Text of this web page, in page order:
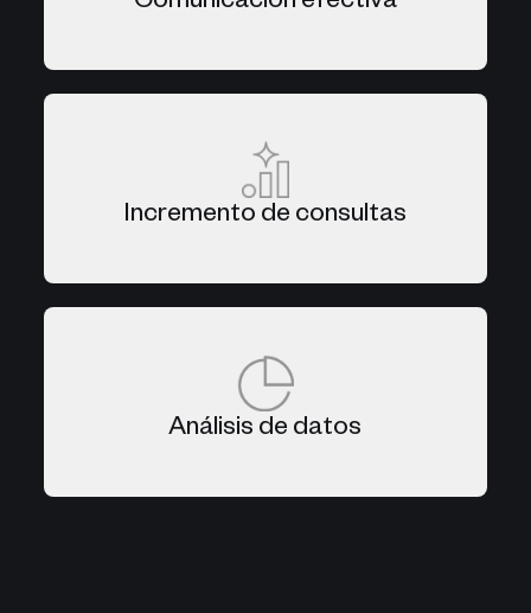
Incremento de consultas
Análisis de datos